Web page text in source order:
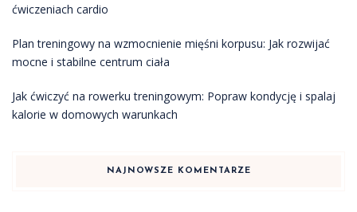
ćwiczeniach cardio
Plan treningowy na wzmocnienie mięśni korpusu: Jak rozwijać
mocne i stabilne centrum ciała
Jak ćwiczyć na rowerku treningowym: Popraw kondycję i spalaj
kalorie w domowych warunkach
NAJNOWSZE KOMENTARZE